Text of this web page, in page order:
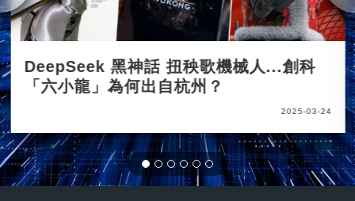
DeepSeek 黑神話 扭秧歌機械人...創科
「六小龍」為何出自杭州？
2025-03-24